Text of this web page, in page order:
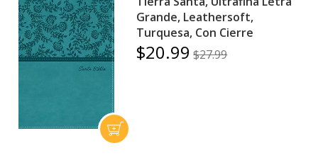
Grande, Leathersoft,
Turquesa, Con Cierre
$20.99 $27.99